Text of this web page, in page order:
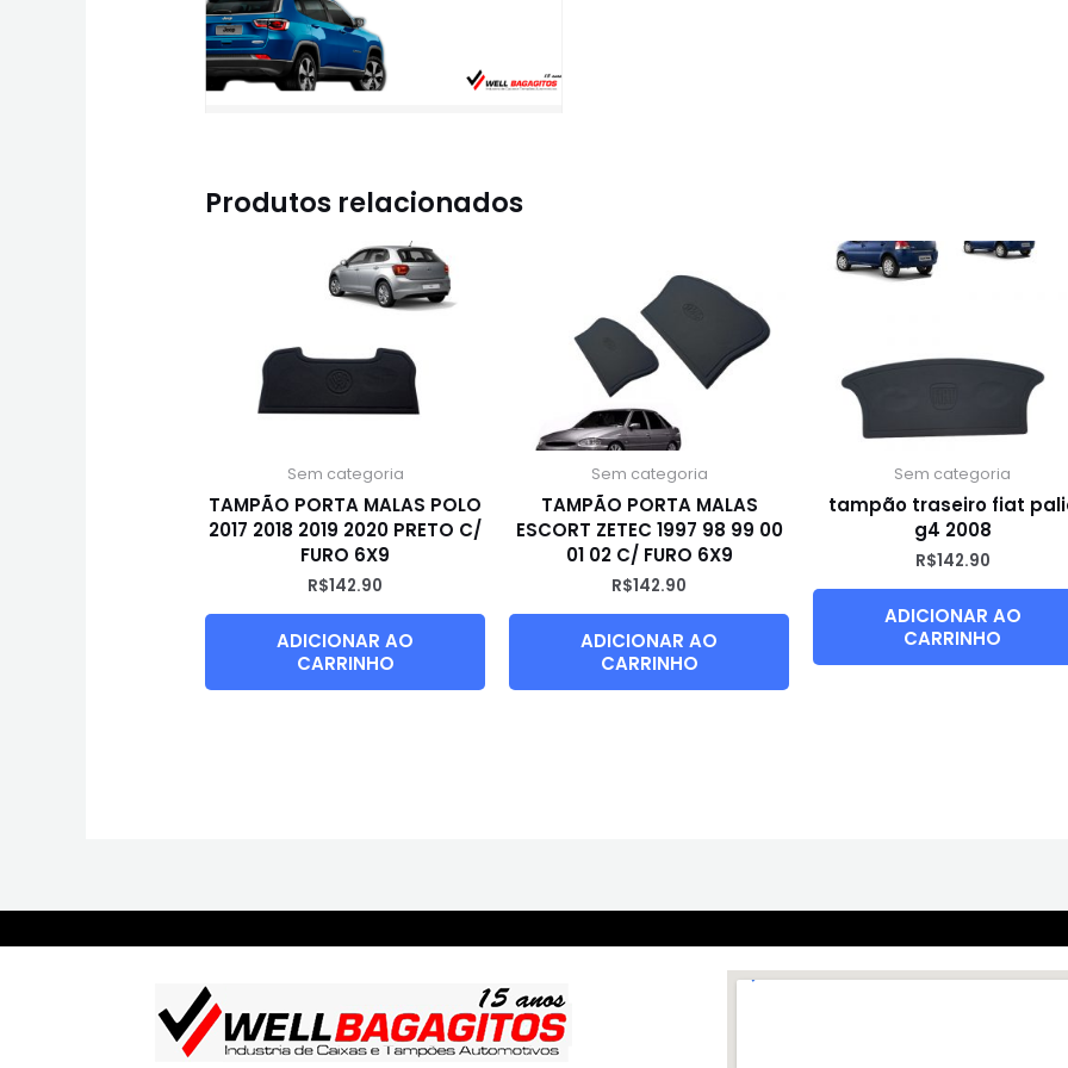
Produtos relacionados
Sem categoria
TAMPÃO PORTA MALAS POLO
2017 2018 2019 2020 PRETO C/
FURO 6X9
R$142.90
ADICIONAR AO
CARRINHO
Sem categoria
TAMPÃO PORTA MALAS
ESCORT ZETEC 1997 98 99 00
01 02 C/ FURO 6X9
R$142.90
ADICIONAR AO
CARRINHO
Sem categoria
tampão traseiro fiat
g4 2008
R$142.90
ADICIONAR AO
CARRINHO